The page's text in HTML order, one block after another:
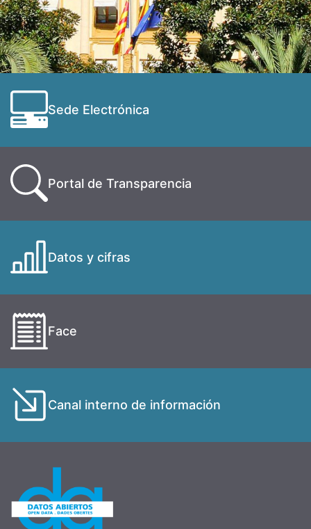
Sede Electrónica
Portal de Transparencia
Datos y cifras
Face
Canal interno de información